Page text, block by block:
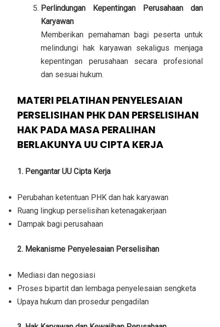
Perlindungan Kepentingan Perusahaan dan
Karyawan
Memberikan pemahaman bagi peserta untuk
melindungi hak karyawan sekaligus menjaga
kepentingan perusahaan secara profesional
dan sesuai hukum.
MATERI PELATIHAN PENYELESAIAN
PERSELISIHAN PHK DAN PERSELISIHAN
HAK PADA MASA PERALIHAN
BERLAKUNYA UU CIPTA KERJA
1. Pengantar UU Cipta Kerja
Perubahan ketentuan PHK dan hak karyawan
Ruang lingkup perselisihan ketenagakerjaan
Dampak bagi perusahaan
2. Mekanisme Penyelesaian Perselisihan
Mediasi dan negosiasi
Proses bipartit dan lembaga penyelesaian sengketa
Upaya hukum dan prosedur pengadilan